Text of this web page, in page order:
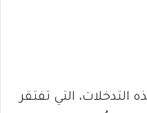
التدخلات، التي تفتقر